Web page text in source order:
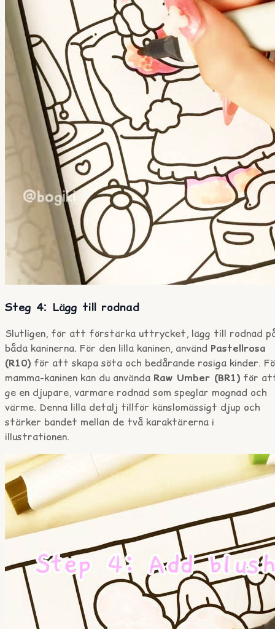
Steg 4: Lägg till rodnad
Slutligen, för att förstärka uttrycket, lägg till rodnad
båda kaninerna. För den lilla kaninen, använd Pastellrosa
(R10) för att skapa söta och bedårande rosiga kinder.
mamma-kaninen kan du använda Raw Umber (BR1) för
ge en djupare, varmare rodnad som speglar mognad och
värme. Denna lilla detalj tillför känslomässigt djup och
stärker bandet mellan de två karaktärerna i
illustrationen.